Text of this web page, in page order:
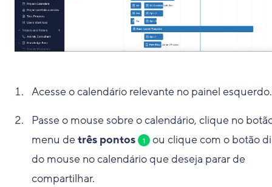
Acesse o calendário relevante no painel esquerdo.
Passe o mouse sobre o calendário, clique no
menu detrês pontos 1
ou clique com o botão
do mouse no calendário que deseja parar de
compartilhar.